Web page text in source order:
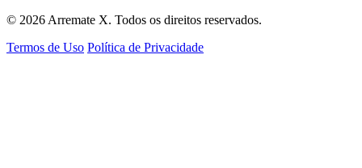
© 2026 Arremate X. Todos os direitos reservados.
Termos de Uso Política de Privacidade